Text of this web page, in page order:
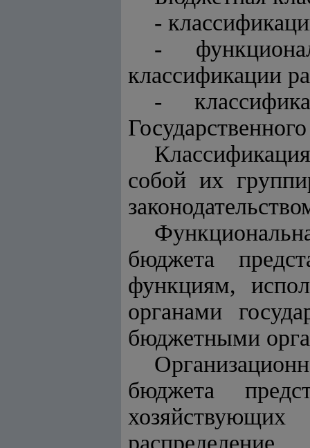
-
-
классификации
-
собой их
бюджета
функциям,
органами
бюджетными
бюджета